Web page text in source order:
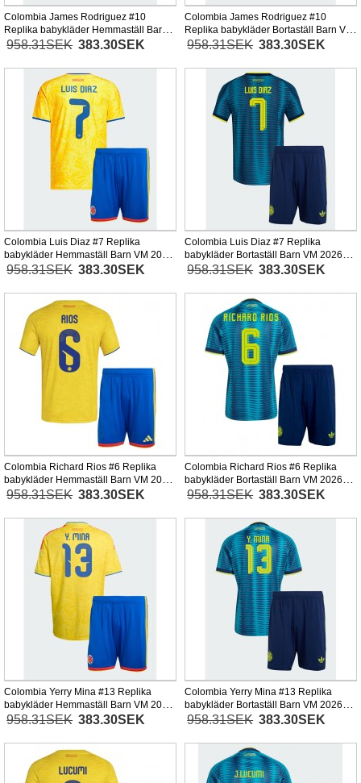
Colombia James Rodriguez #10
Replika babykläder Hemmaställ Barn
VM 2026 Kortärmad (+ korta byxor)
958.31SEK 383.30SEK
Colombia James Rodriguez #10
Replika babykläder Bortaställ Barn VM
2026 Kortärmad (+ korta byxor)
958.31SEK 383.30SEK
Colombia Luis Diaz #7 Replika
babykläder Hemmaställ Barn VM 2026
Kortärmad (+ korta byxor)
958.31SEK 383.30SEK
Colombia Luis Diaz #7 Replika
babykläder Bortaställ Barn VM 2026
Kortärmad (+ korta byxor)
958.31SEK 383.30SEK
Colombia Richard Rios #6 Replika
babykläder Hemmaställ Barn VM 2026
Kortärmad (+ korta byxor)
958.31SEK 383.30SEK
Colombia Richard Rios #6 Replika
babykläder Bortaställ Barn VM 2026
Kortärmad (+ korta byxor)
958.31SEK 383.30SEK
Colombia Yerry Mina #13 Replika
babykläder Hemmaställ Barn VM 2026
Kortärmad (+ korta byxor)
958.31SEK 383.30SEK
Colombia Yerry Mina #13 Replika
babykläder Bortaställ Barn VM 2026
Kortärmad (+ korta byxor)
958.31SEK 383.30SEK